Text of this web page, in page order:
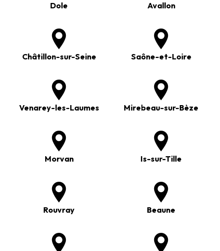
Dole Avallon
Châtillon-sur-Seine Saône-et-Loire
Venarey-les-Laumes Mirebeau-sur-Bèze
Morvan Is-sur-Tille
Rouvray Beaune